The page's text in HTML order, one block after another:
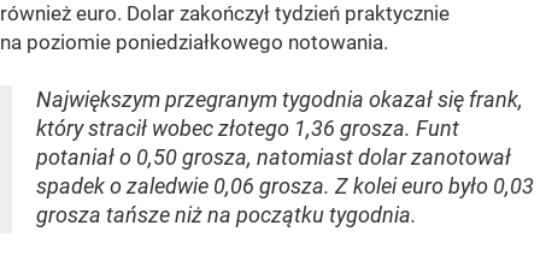
również euro. Dolar zakończył tydzień praktycznie
na poziomie poniedziałkowego notowania.
Największym przegranym tygodnia okazał się frank,
który stracił wobec złotego 1,36 grosza. Funt
potaniał o 0,50 grosza, natomiast dolar zanotował
spadek o zaledwie 0,06 grosza. Z kolei euro było 0,03
grosza tańsze niż na początku tygodnia.